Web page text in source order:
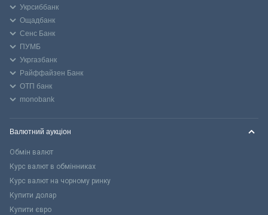
Укрсиббанк
Ощадбанк
Сенс Банк
ПУМБ
Укргазбанк
Райффайзен Банк
ОТП банк
monobank
Валютний аукціон
Обмін валют
Курс валют в обмінниках
Курс валют на чорному ринку
Купити долар
Купити євро